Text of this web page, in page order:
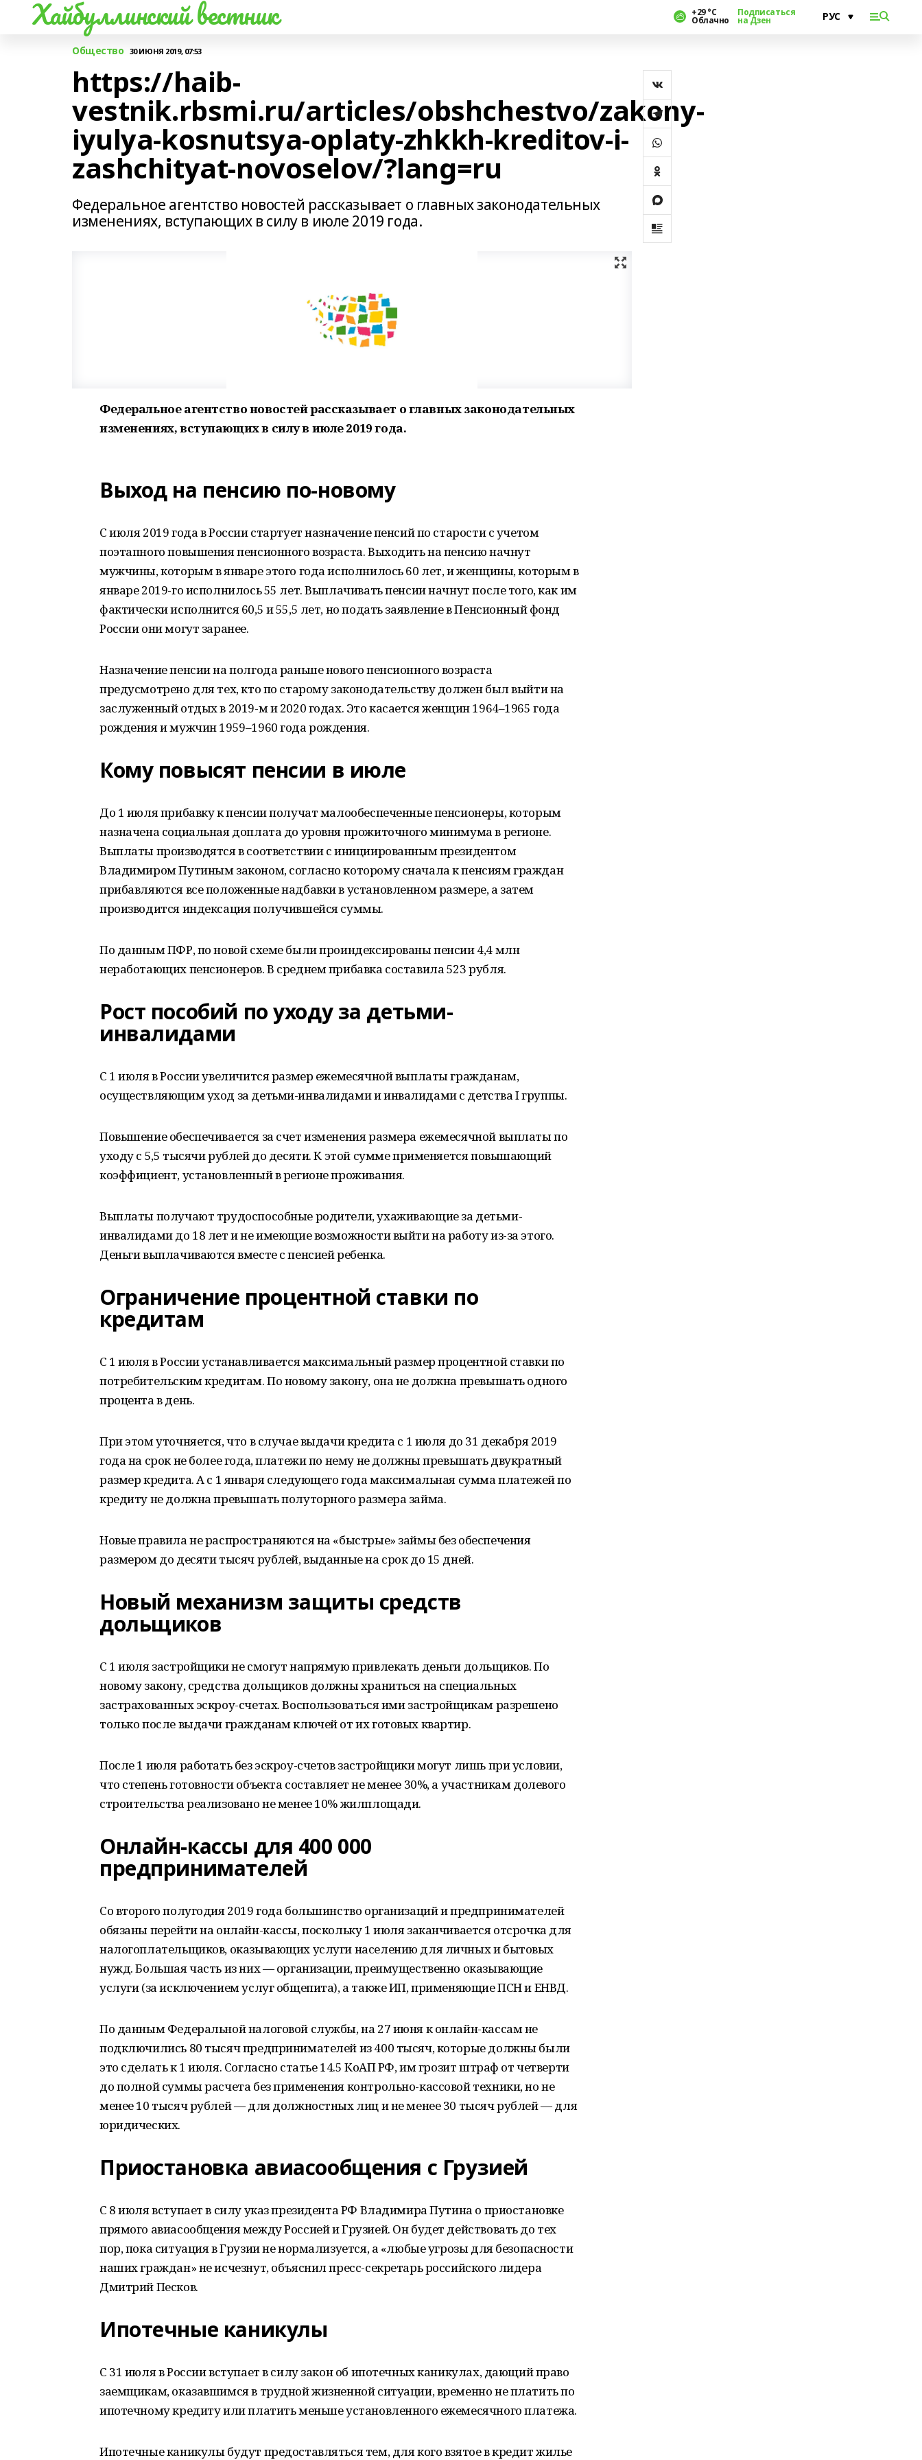
Хайбуллинский вестник +29 °С
Облачно
Подписаться
на Дзен
Общество 30 ИЮНЯ 2019, 07:53
https://haib-
vestnik.rbsmi.ru/articles/obshchestvo/zakony-
iyulya-kosnutsya-oplaty-zhkkh-kreditov-i-
zashchityat-novoselov/?lang=ru
Федеральное агентство новостей рассказывает о главных законодательных
изменениях, вступающих в силу в июле 2019 года.
Федеральное агентство новостей рассказывает о главных законодательных
изменениях, вступающих в силу в июле 2019 года.
Выход на пенсию по-новому
С июля 2019 года в России стартует назначение пенсий по старости с учетом
поэтапного повышения пенсионного возраста. Выходить на пенсию начнут
мужчины, которым в январе этого года исполнилось 60 лет, и женщины, которым в
январе 2019-го исполнилось 55 лет. Выплачивать пенсии начнут после того, как им
фактически исполнится 60,5 и 55,5 лет, но подать заявление в Пенсионный фонд
России они могут заранее.
Назначение пенсии на полгода раньше нового пенсионного возраста
предусмотрено для тех, кто по старому законодательству должен был выйти на
заслуженный отдых в 2019-м и 2020 годах. Это касается женщин 1964–1965 года
рождения и мужчин 1959–1960 года рождения.
Кому повысят пенсии в июле
До 1 июля прибавку к пенсии получат малообеспеченные пенсионеры, которым
назначена социальная доплата до уровня прожиточного минимума в регионе.
Выплаты производятся в соответствии с инициированным президентом
Владимиром Путиным законом, согласно которому сначала к пенсиям граждан
прибавляются все положенные надбавки в установленном размере, а затем
производится индексация получившейся суммы.
По данным ПФР, по новой схеме были проиндексированы пенсии 4,4 млн
неработающих пенсионеров. В среднем прибавка составила 523 рубля.
Рост пособий по уходу за детьми-
инвалидами
С 1 июля в России увеличится размер ежемесячной выплаты гражданам,
осуществляющим уход за детьми-инвалидами и инвалидами с детства I группы.
Повышение обеспечивается за счет изменения размера ежемесячной выплаты по
уходу с 5,5 тысячи рублей до десяти. К этой сумме применяется повышающий
коэффициент, установленный в регионе проживания.
Выплаты получают трудоспособные родители, ухаживающие за детьми-
инвалидами до 18 лет и не имеющие возможности выйти на работу из-за этого.
Деньги выплачиваются вместе с пенсией ребенка.
Ограничение процентной ставки по
кредитам
С 1 июля в России устанавливается максимальный размер процентной ставки по
потребительским кредитам. По новому закону, она не должна превышать одного
процента в день.
При этом уточняется, что в случае выдачи кредита с 1 июля до 31 декабря 2019
года на срок не более года, платежи по нему не должны превышать двукратный
размер кредита. А с 1 января следующего года максимальная сумма платежей по
кредиту не должна превышать полуторного размера займа.
Новые правила не распространяются на «быстрые» займы без обеспечения
размером до десяти тысяч рублей, выданные на срок до 15 дней.
Новый механизм защиты средств
дольщиков
С 1 июля застройщики не смогут напрямую привлекать деньги дольщиков. По
новому закону, средства дольщиков должны храниться на специальных
застрахованных эскроу-счетах. Воспользоваться ими застройщикам разрешено
только после выдачи гражданам ключей от их готовых квартир.
После 1 июля работать без эскроу-счетов застройщики могут лишь при условии,
что степень готовности объекта составляет не менее 30%, а участникам долевого
строительства реализовано не менее 10% жилплощади.
Онлайн-кассы для 400 000
предпринимателей
Со второго полугодия 2019 года большинство организаций и предпринимателей
обязаны перейти на онлайн-кассы, поскольку 1 июля заканчивается отсрочка для
налогоплательщиков, оказывающих услуги населению для личных и бытовых
нужд. Большая часть из них — организации, преимущественно оказывающие
услуги (за исключением услуг общепита), а также ИП, применяющие ПСН и ЕНВД.
По данным Федеральной налоговой службы, на 27 июня к онлайн-кассам не
подключились 80 тысяч предпринимателей из 400 тысяч, которые должны были
это сделать к 1 июля. Согласно статье 14.5 КоАП РФ, им грозит штраф от четверти
до полной суммы расчета без применения контрольно-кассовой техники, но не
менее 10 тысяч рублей — для должностных лиц и не менее 30 тысяч рублей — для
юридических.
Приостановка авиасообщения с Грузией
С 8 июля вступает в силу указ президента РФ Владимира Путина о приостановке
прямого авиасообщения между Россией и Грузией. Он будет действовать до тех
пор, пока ситуация в Грузии не нормализуется, а «любые угрозы для безопасности
наших граждан» не исчезнут, объяснил пресс-секретарь российского лидера
Дмитрий Песков.
Ипотечные каникулы
С 31 июля в России вступает в силу закон об ипотечных каникулах, дающий право
заемщикам, оказавшимся в трудной жизненной ситуации, временно не платить по
ипотечному кредиту или платить меньше установленного ежемесячного платежа.
Ипотечные каникулы будут предоставляться тем, для кого взятое в кредит жилье